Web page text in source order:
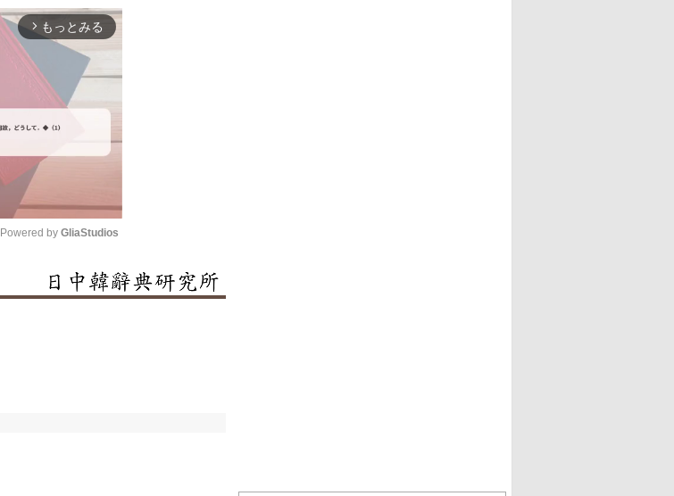
arrow_forward_ios もっとみる
Mute
Powered by GliaStudios